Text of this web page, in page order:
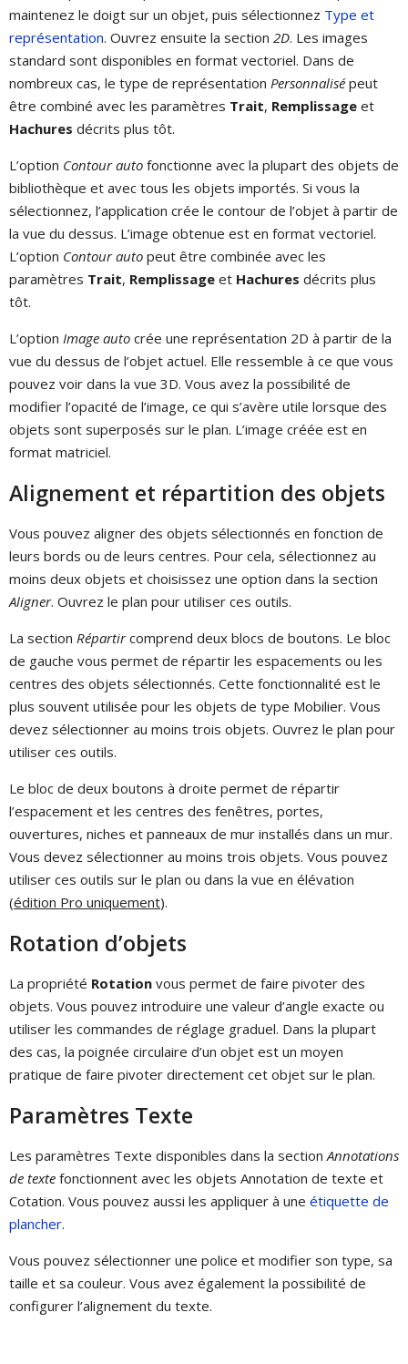
maintenez le doigt sur un objet, puis sélectionnez Type et
représentation. Ouvrez ensuite la section 2D. Les images
standard sont disponibles en format vectoriel. Dans de
nombreux cas, le type de représentation Personnalisé peut
être combiné avec les paramètres Trait, Remplissage et
Hachures décrits plus tôt.
L’option Contour auto fonctionne avec la plupart des objets de
bibliothèque et avec tous les objets importés. Si vous la
sélectionnez, l’application crée le contour de l’objet à partir de
la vue du dessus. L’image obtenue est en format vectoriel.
L’option Contour auto peut être combinée avec les
paramètres Trait, Remplissage et Hachures décrits plus
tôt.
L’option Image auto crée une représentation 2D à partir de la
vue du dessus de l’objet actuel. Elle ressemble à ce que vous
pouvez voir dans la vue 3D. Vous avez la possibilité de
modifier l’opacité de l’image, ce qui s’avère utile lorsque des
objets sont superposés sur le plan. L’image créée est en
format matriciel.
Alignement et répartition des objets
Vous pouvez aligner des objets sélectionnés en fonction de
leurs bords ou de leurs centres. Pour cela, sélectionnez au
moins deux objets et choisissez une option dans la section
Aligner. Ouvrez le plan pour utiliser ces outils.
La section Répartircomprend deux blocs de boutons. Le bloc
de gauche vous permet de répartir les espacements ou les
centres des objets sélectionnés. Cette fonctionnalité est le
plus souvent utilisée pour les objets de type Mobilier. Vous
devez sélectionner au moins trois objets. Ouvrez le plan pour
utiliser ces outils.
Le bloc de deux boutons à droite permet de répartir
l’espacement et les centres des fenêtres, portes,
ouvertures, niches et panneaux de mur installés dans un mur.
Vous devez sélectionner au moins trois objets. Vous pouvez
utiliser ces outils sur le plan ou dans la vue en élévation
(édition Pro uniquement).
Rotation d’objets
La propriété Rotation vous permet de faire pivoter des
objets. Vous pouvez introduire une valeur d’angle exacte ou
utiliser les commandes de réglage graduel. Dans la plupart
des cas, la poignée circulaire d’un objet est un moyen
pratique de faire pivoter directement cet objet sur le plan.
Paramètres Texte
Les paramètres Texte disponibles dans la section Annotations
de texte fonctionnent avec les objets Annotation de texte et
Cotation. Vous pouvez aussi les appliquer à une étiquette de
plancher.
Vous pouvez sélectionner une police et modifier son type, sa
taille et sa couleur. Vous avez également la possibilité de
configurer l’alignement du texte.